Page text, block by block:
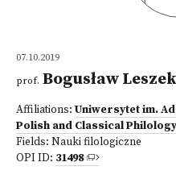
07.10.2019
prof. Bogusław
Affiliations: Uniwersytet im.
Polish and Classical Philology
Fields: Nauki filologiczne
OPI ID: 31498